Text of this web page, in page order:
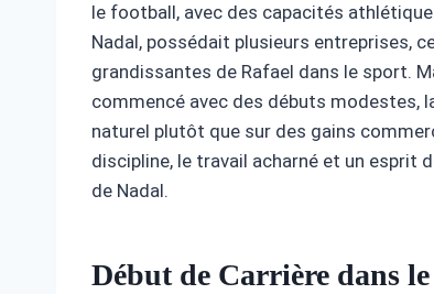
le football, avec des capacités
Nadal, possédait plusieurs entreprises,
grandissantes de Rafael dans le sport.
commencé avec des débuts modestes,
naturel plutôt que sur des gains
discipline, le travail acharné et un
de Nadal.
Début de Carrière dans